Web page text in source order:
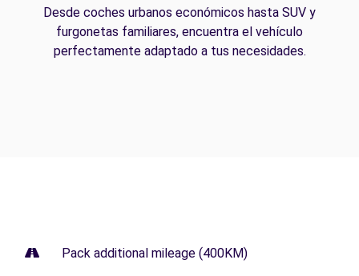
Desde coches urbanos económicos hasta SUV y
furgonetas familiares, encuentra el vehículo
perfectamente adaptado a tus necesidades.
Pack additional mileage (400KM)